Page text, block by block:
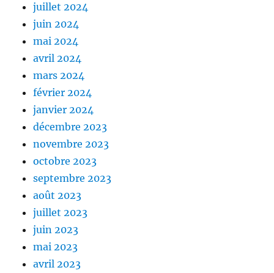
juillet 2024
juin 2024
mai 2024
avril 2024
mars 2024
février 2024
janvier 2024
décembre 2023
novembre 2023
octobre 2023
septembre 2023
août 2023
juillet 2023
juin 2023
mai 2023
avril 2023